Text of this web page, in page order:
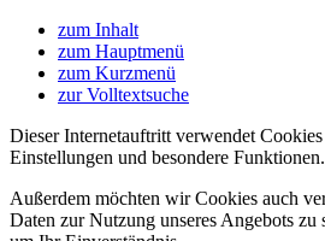
zum Inhalt
zum Hauptmenü
zum Kurzmenü
zur Volltextsuche
Dieser Internetauftritt verwendet
Einstellungen und besondere Funktionen.
Außerdem möchten wir Cookies auch
Daten zur Nutzung unseres Angebots